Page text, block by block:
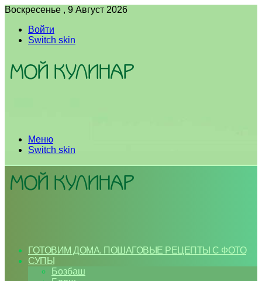
Воскресенье , 9 Август 2026
Войти
Switch skin
Меню
Switch skin
ГОТОВИМ ДОМА. ПОШАГОВЫЕ РЕЦЕПТЫ С ФОТО
СУПЫ
Бозбаш